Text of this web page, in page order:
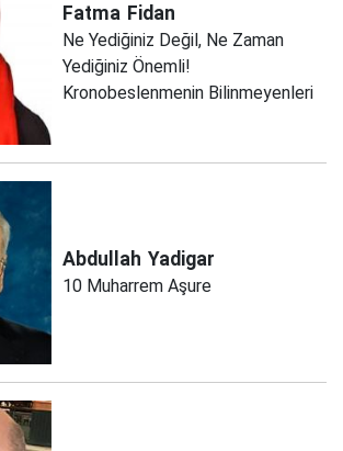
Fatma Fidan
Ne Yediğiniz Değil, Ne Zaman
Yediğiniz Önemli!
Kronobeslenmenin Bilinmeyenleri
Abdullah Yadigar
10 Muharrem Aşure